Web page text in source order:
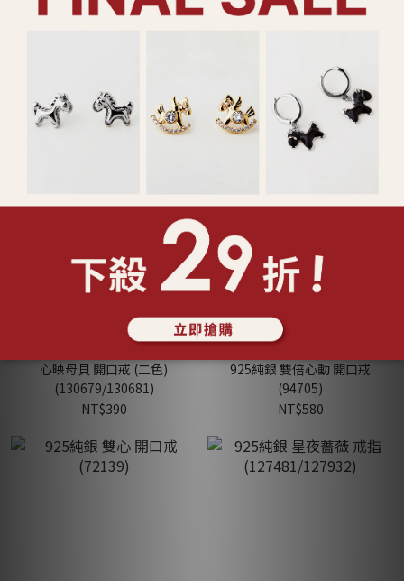
珠光萌熊 開口戒 (131696)
NT$490
925純銀 花漾晶點 開口戒
(130868)
NT$980
心映母貝 開口戒 (二色)
(130679/130681)
NT$390
925純銀 雙倍心動 開口戒
(94705)
NT$580